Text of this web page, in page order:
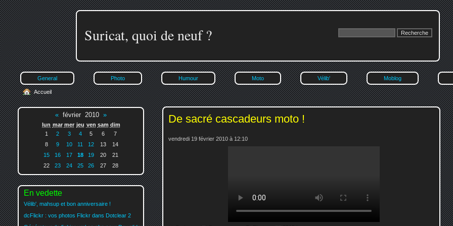
Suricat, quoi de neuf ?
General Photo Humour Moto Vélib' Moblog
De sacré cascadeurs moto !
vendredi 19 février 2010 à 12:10
Accueil
« février 2010 »
lun mar mer jeu ven sam dim
1
2 3 4 5 6
7
8
9 10 11 12 13
14
15
16 17 18 19 20
21
22
23 24 25 26 27 28
En vedette
Vélib', mahsup et bon anniversaire !
dcFlickr : vos photos Flickr dans Dotclear 2